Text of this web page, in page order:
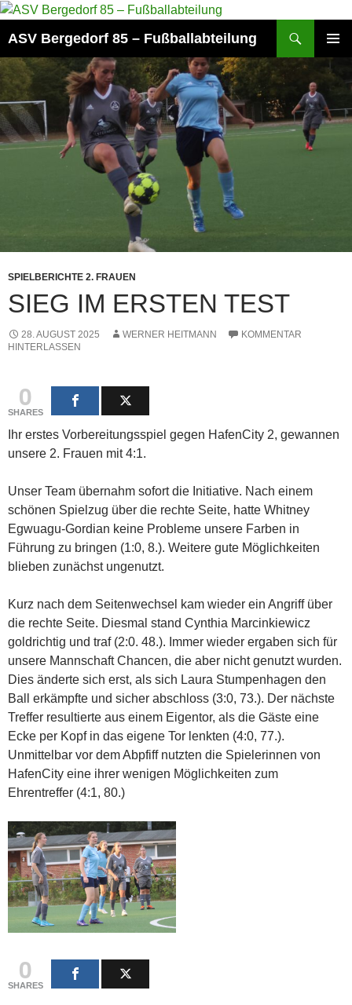
Zum
springen
ASV Bergedorf 85 – Fußballabteilung
MENÜ
SPIELBERICHTE 2. FRAUEN
SIEG IM ERSTEN TEST
28. AUGUST 2025 WERNER HEITMANN
KOMMENTAR
HINTERLASSEN
0
SHARES
Ihr erstes Vorbereitungsspiel gegen HafenCity 2, gewannen
unsere 2. Frauen mit 4:1.
Unser Team übernahm sofort die Initiative. Nach einem
schönen Spielzug über die rechte Seite, hatte Whitney
Egwuagu-Gordian keine Probleme unsere Farben in
Führung zu bringen (1:0, 8.). Weitere gute Möglichkeiten
blieben zunächst ungenutzt.
Kurz nach dem Seitenwechsel kam wieder ein Angriff über
die rechte Seite. Diesmal stand Cynthia Marcinkiewicz
goldrichtig und traf (2:0. 48.). Immer wieder ergaben sich für
unsere Mannschaft Chancen, die aber nicht genutzt wurden.
Dies änderte sich erst, als sich Laura Stumpenhagen den
Ball erkämpfte und sicher abschloss (3:0, 73.). Der nächste
Treffer resultierte aus einem Eigentor, als die Gäste eine
Ecke per Kopf in das eigene Tor lenkten (4:0, 77.).
Unmittelbar vor dem Abpfiff nutzten die Spielerinnen von
HafenCity eine ihrer wenigen Möglichkeiten zum
Ehrentreffer (4:1, 80.)
0
SHARES